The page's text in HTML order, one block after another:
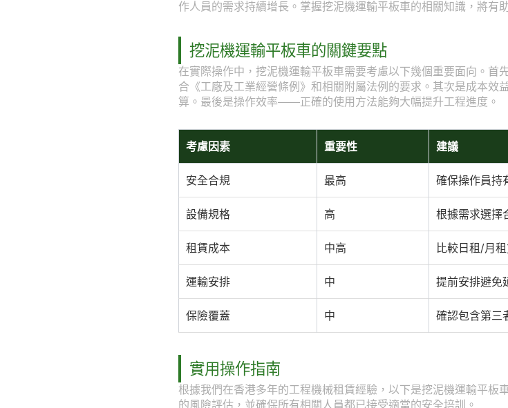
作人員的需求持續增長。掌握挖泥機運輸平板車的相關知識，將有
挖泥機運輸平板車的關鍵要點
在實際操作中，挖泥機運輸平板車需要考慮以下幾個重要面向。
合《工廠及工業經營條例》和相關附屬法例的要求。其次是成本
算。最後是操作效率——正確的使用方法能夠大幅提升工程進度。
考慮因素 重要性 建議
安全合規 最高 確保操作員持
設備規格 高 根據需求選擇
租賃成本 中高 比較日租/月
運輸安排 中 提前安排避免
保險覆蓋 中 確認包含第三
實用操作指南
根據我們在香港多年的工程機械租賃經驗，以下是挖泥機運輸平板
的風險評估，並確保所有相關人員都已接受適當的安全培訓。